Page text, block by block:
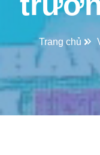
Trang chủ